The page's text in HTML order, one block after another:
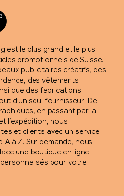
est le plus grand et le plus
promotionnels de Suisse.
publicitaires créatifs, des
des vêtements
que des fabrications
d’un seul fournisseur. De
en passant par la
l’expédition, nous
et clients avec un service
à Z. Sur demande, nous
une boutique en ligne
pour votre